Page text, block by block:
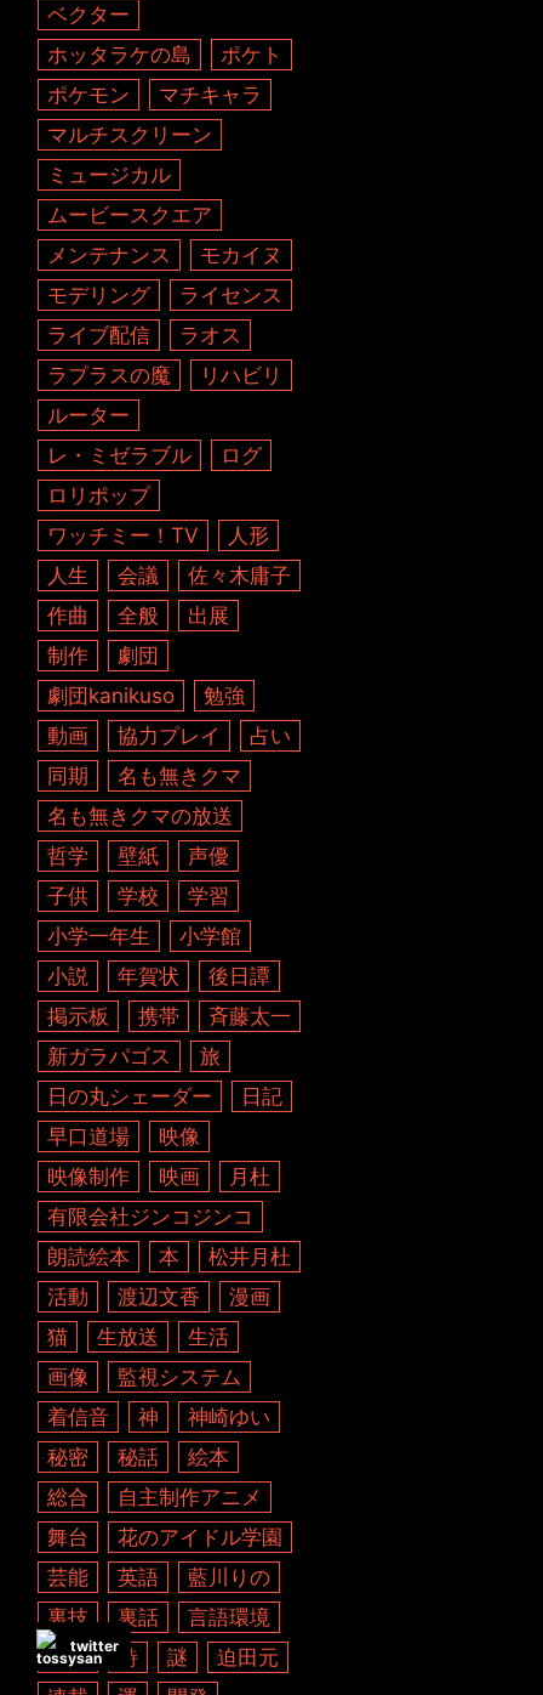
ベクター
ホッタラケの島
ポケト
ポケモン
マチキャラ
マルチスクリーン
ミュージカル
ムービースクエア
メンテナンス
モカイヌ
モデリング
ライセンス
ライブ配信
ラオス
ラプラスの魔
リハビリ
ルーター
レ・ミゼラブル
ログ
ロリポップ
ワッチミー！TV
人形
人生
会議
佐々木庸子
作曲
全般
出展
制作
劇団
劇団kanikuso
勉強
動画
協力プレイ
占い
同期
名も無きクマ
名も無きクマの放送
哲学
壁紙
声優
子供
学校
学習
小学一年生
小学館
小説
年賀状
後日譚
掲示板
携帯
斉藤太一
新ガラパゴス
旅
日の丸シェーダー
日記
早口道場
映像
映像制作
映画
月杜
有限会社ジンコジンコ
朗読絵本
本
松井月杜
活動
渡辺文香
漫画
猫
生放送
生活
画像
監視システム
着信音
神
神崎ゆい
秘密
秘話
絵本
総合
自主制作アニメ
舞台
花のアイドル学園
芸能
英語
藍川りの
裏技
裏話
言語環境
計画
詩 謎
迫田元
twitter